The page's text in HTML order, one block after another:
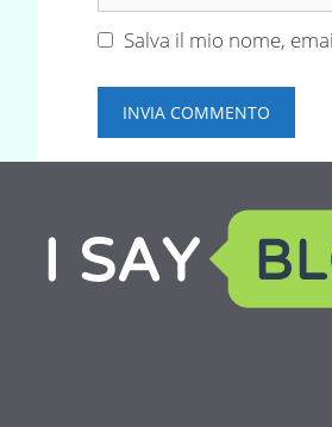
Salva il mio nome,